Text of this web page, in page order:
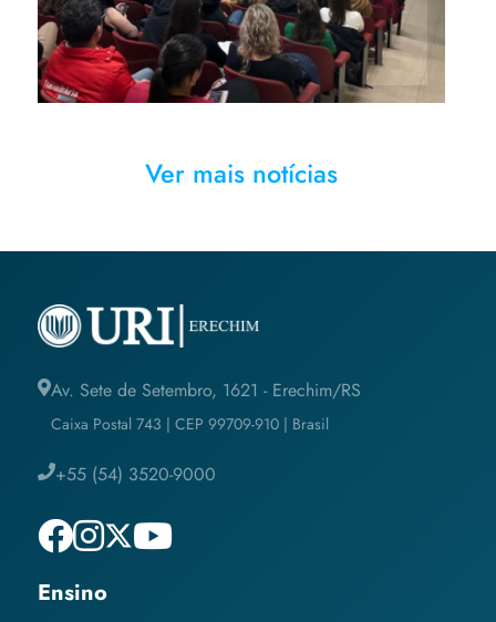
Ver mais notícias
Av. Sete de Setembro, 1621 - Erechim/RS
Caixa Postal 743 | CEP 99709-910 | Brasil
+55 (54) 3520-9000
Ensino